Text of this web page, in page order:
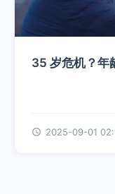
35 岁危机？年
2025-09-01